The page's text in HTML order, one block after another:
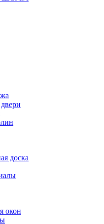
доска
окон